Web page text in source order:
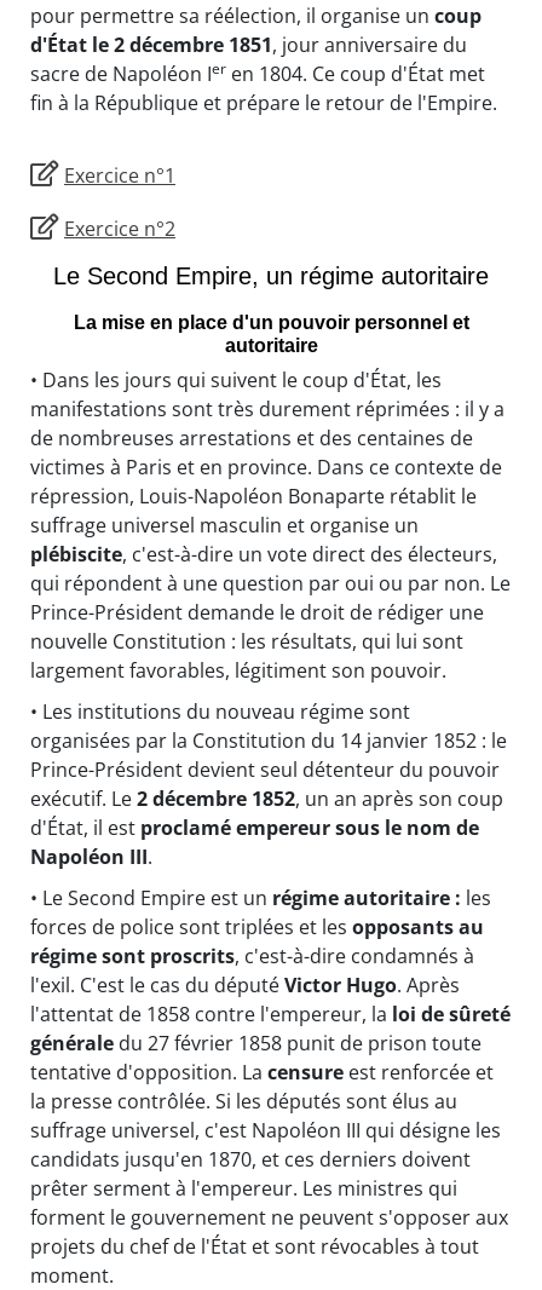
pour permettre sa réélection, il organise un coup
d'État le 2 décembre 1851, jour anniversaire du
sacre de Napoléon Ier en 1804. Ce coup d'État met
fin à la République et prépare le retour de l'Empire.
Exercice n°1
Exercice n°2
Le Second Empire, un régime autoritaire
La mise en place d'un pouvoir personnel et
autoritaire
• Dans les jours qui suivent le coup d'État, les
manifestations sont très durement réprimées : il y a
de nombreuses arrestations et des centaines de
victimes à Paris et en province. Dans ce contexte de
répression, Louis-Napoléon Bonaparte rétablit le
suffrage universel masculin et organise un
plébiscite, c'est-à-dire un vote direct des électeurs,
qui répondent à une question par oui ou par non. Le
Prince-Président demande le droit de rédiger une
nouvelle Constitution : les résultats, qui lui sont
largement favorables, légitiment son pouvoir.
• Les institutions du nouveau régime sont
organisées par la Constitution du 14 janvier 1852 : le
Prince-Président devient seul détenteur du pouvoir
exécutif. Le2 décembre 1852, un an après son coup
d'État, il est proclamé empereur sous le nom de
Napoléon III.
• Le Second Empire est un régime autoritaire : les
forces de police sont triplées et les opposants au
régime sont proscrits, c'est-à-dire condamnés à
l'exil. C'est le cas du députéVictor Hugo. Après
l'attentat de 1858 contre l'empereur, la loi de sûreté
générale du 27 février 1858 punit de prison toute
tentative d'opposition. La censure est renforcée et
la presse contrôlée. Si les députés sont élus au
suffrage universel, c'est Napoléon III qui désigne les
candidats jusqu'en 1870, et ces derniers doivent
prêter serment à l'empereur. Les ministres qui
forment le gouvernement ne peuvent s'opposer aux
projets du chef de l'État et sont révocables à tout
moment.